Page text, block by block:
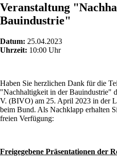
Veranstaltung
Bauindustrie"
Datum: 25.04.2023
Uhrzeit: 10:00 Uhr
Haben Sie herzlichen Dank für die
"Nachhaltigkeit in der Bauindustrie"
V. (BIVO) am 25. April 2023 in der
beim Bund. Als Nachklapp erhalten
freien Verfügung:
Freigegebene Präsentationen der